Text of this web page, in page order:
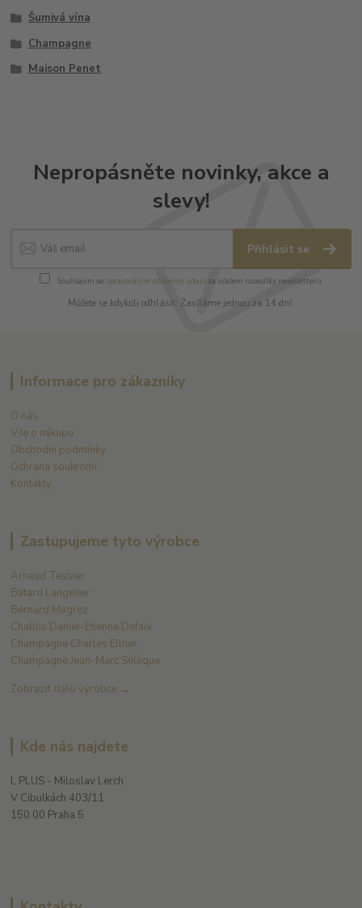
Šumivá vína
Champagne
Maison Penet
Nepropásněte novinky, akce a
slevy!
Přihlásit se
Souhlasím se zpracováním osobních údajůza účelem rozesílky newsletteru.
Můžete se kdykoli odhlásit. Zasíláme jednou za 14 dní.
Informace pro zákazníky
O nás
Vše o nákupu
Obchodní podmínky
Ochrana soukromí
Kontakty
Zastupujeme tyto výrobce
Arnaud Tessier
Batard Langelier
Bernard Magrez
Chablis Daniel-Etienne Defaix
Champagne Charles Ellner
Champagne Jean-Marc Sélèque
Zobrazit další výrobce →
Kde nás najdete
L PLUS - Miloslav Lerch
V Cibulkách 403/11
150 00 Praha 5